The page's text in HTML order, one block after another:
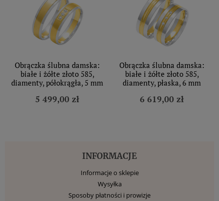
Obrączka ślubna damska:
białe i żółte złoto 585,
diamenty, półokrągła, 5 mm
5 499,00 zł
Obrączka ślubna damska:
białe i żółte złoto 585,
diamenty, płaska, 6 mm
6 619,00 zł
INFORMACJE
Informacje o sklepie
Wysyłka
Sposoby płatności i prowizje